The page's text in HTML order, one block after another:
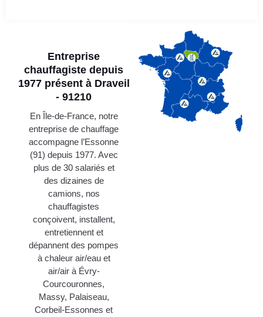
Entreprise
chauffagiste depuis
1977 présent à Draveil
- 91210
En Île-de-France, notre
entreprise de chauffage
accompagne l’Essonne
(91) depuis 1977. Avec
plus de 30 salariés et
des dizaines de
camions, nos
chauffagistes
conçoivent, installent,
entretiennent et
dépannent des pompes
à chaleur air/eau et
air/air à Évry-
Courcouronnes,
Massy, Palaiseau,
Corbeil-Essonnes et